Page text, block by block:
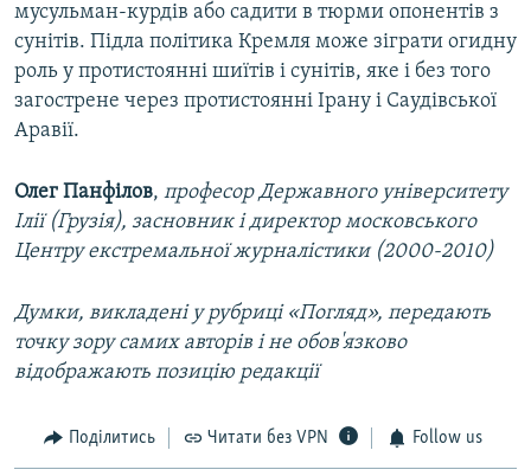
мусульман-курдів або садити в тюрми опонентів з
сунітів. Підла політика Кремля може зіграти огидну
роль у протистоянні шиїтів і сунітів, яке і без того
загострене через протистоянні Ірану і Саудівської
Аравії.
Олег Панфілов, професор Державного університету
Ілії (Грузія), засновник і директор московського
Центру екстремальної журналістики (2000-2010)
Думки, викладені у рубриці «Погляд», передають
точку зору самих авторів і не обов'язково
відображають позицію редакції
Поділитись Читати без VPN Follow us